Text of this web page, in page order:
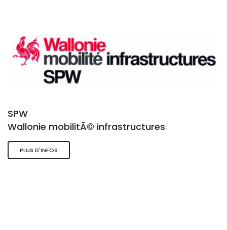
SPW
Wallonie mobilitÃ© infrastructures
PLUS D'INFOS